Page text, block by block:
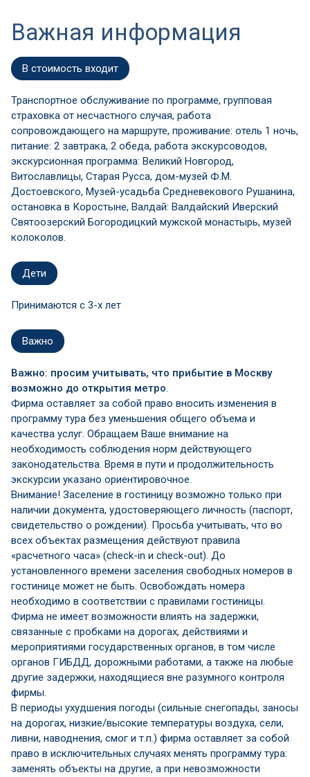
Важная информация
В стоимость входит
Транспортное обслуживание по программе, групповая
страховка от несчастного случая, работа
сопровождающего на маршруте, проживание: отель 1 ночь,
питание: 2 завтрака, 2 обеда, работа экскурсоводов,
экскурсионная программа: Великий Новгород,
Витославлицы, Старая Русса, дом-музей Ф.М.
Достоевского, Музей-усадьба Средневекового Рушанина,
остановка в Коростыне, Валдай: Валдайский Иверский
Святоозерский Богородицкий мужской монастырь, музей
колоколов.
Дети
Принимаются c 3-х лет
Важно
Важно: просим учитывать, что прибытие в Москву
возможно до открытия метро.
Фирма оставляет за собой право вносить изменения в
программу тура без уменьшения общего объема и
качества услуг. Обращаем Ваше внимание на
необходимость соблюдения норм действующего
законодательства. Время в пути и продолжительность
экскурсии указано ориентировочное.
Внимание! Заселение в гостиницу возможно только при
наличии документа, удостоверяющего личность (паспорт,
свидетельство о рождении). Просьба учитывать, что во
всех объектах размещения действуют правила
«расчетного часа» (check-in и check-out). До
установленного времени заселения свободных номеров в
гостинице может не быть. Освобождать номера
необходимо в соответствии с правилами гостиницы.
Фирма не имеет возможности влиять на задержки,
связанные с пробками на дорогах, действиями и
мероприятиями государственных органов, в том числе
органов ГИБДД, дорожными работами, а также на любые
другие задержки, находящиеся вне разумного контроля
фирмы.
В периоды ухудшения погоды (сильные снегопады, заносы
на дорогах, низкие/высокие температуры воздуха, сели,
ливни, наводнения, смог и т.п.) фирма оставляет за собой
право в исключительных случаях менять программу тура:
заменять объекты на другие, а при невозможности